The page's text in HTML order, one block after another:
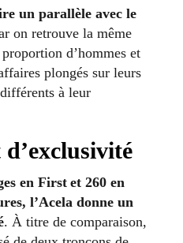
un parallèle avec le
on retrouve la même
d’hommes et
plongés sur leurs
à leur
en First et 260 en
l’Acela donne un
. À titre de comparaison,